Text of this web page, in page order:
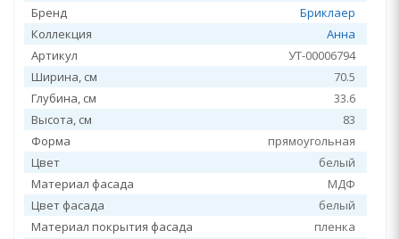
Бренд
Бриклаер
Коллекция
Анна
Артикул
УТ-00006794
Ширина, см
70.5
Глубина, см
33.6
Высота, см
83
Форма
прямоугольная
Цвет
белый
Материал фасада
МДФ
Цвет фасада
белый
Материал покрытия фасада
пленка